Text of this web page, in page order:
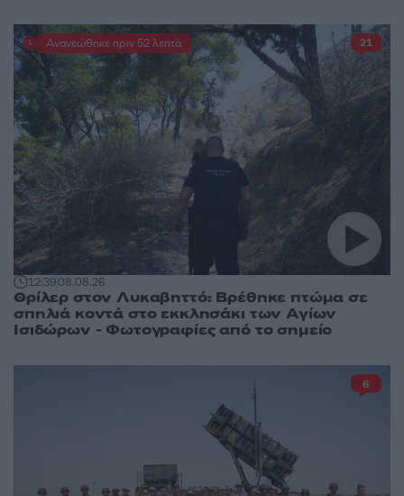
12:3908.08.26
Θρίλερ στον Λυκαβηττό: Βρέθηκε πτώμα σε
σπηλιά κοντά στο εκκλησάκι των Αγίων
Ισιδώρων - Φωτογραφίες από το σημείο
Ανανεώθηκε πριν 52 λεπτά 21
6